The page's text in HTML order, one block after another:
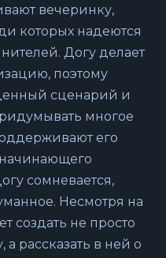
вечеринку,
которых надеются
Догу делает
поэтому
сценарий и
многое
его
начинающего
сомневается,
Несмотря на
создать не просто
а рассказать в ней о